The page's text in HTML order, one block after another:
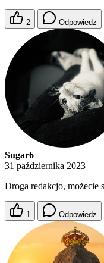
2 Odpowiedz
Sugar6
31 października 2023
Droga redakcjo, możecie
1 Odpowiedz